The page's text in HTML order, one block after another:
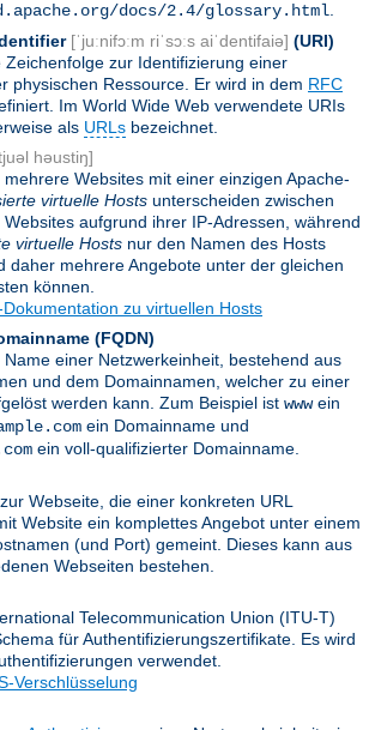
docs/2.4/glossary.html
[ˈjuːnifɔːm riˈsɔːs aiˈdentifaiə] (URI)
Zeichenfolge zur Identifizierung einer
physischen Ressource. Er wird in dem RFC
Im World Wide Web verwendete URIs
als URLs bezeichnet.
həustiŋ]
mehrere Websites mit einer einzigen Apache-
virtuelle Hosts unterscheiden zwischen
aufgrund ihrer IP-Adressen, während
virtuelle Hosts nur den Namen des Hosts
daher mehrere Angebote unter der gleichen
können.
zu virtuellen Hosts
(FQDN)
Name einer Netzwerkeinheit, bestehend aus
und dem Domainnamen, welcher zu einer
werden kann. Zum Beispiel ist wwwein
ein Domainname und
ein voll-qualifizierter Domainname.
Webseite, die einer konkreten URL
Website ein komplettes Angebot unter einem
(und Port) gemeint. Dieses kann aus
Webseiten bestehen.
Telecommunication Union (ITU-T)
für Authentifizierungszertifikate. Es wird
verwendet.
Verschlüsselung